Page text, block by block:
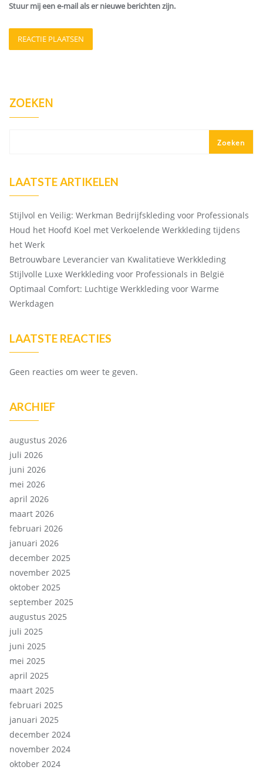
Stuur mij een e-mail als er nieuwe berichten zijn.
ZOEKEN
Zoeken
LAATSTE ARTIKELEN
Stijlvol en Veilig: Werkman Bedrijfskleding voor Professionals
Houd het Hoofd Koel met Verkoelende Werkkleding tijdens
het Werk
Betrouwbare Leverancier van Kwalitatieve Werkkleding
Stijlvolle Luxe Werkkleding voor Professionals in België
Optimaal Comfort: Luchtige Werkkleding voor Warme
Werkdagen
LAATSTE REACTIES
Geen reacties om weer te geven.
ARCHIEF
augustus 2026
juli 2026
juni 2026
mei 2026
april 2026
maart 2026
februari 2026
januari 2026
december 2025
november 2025
oktober 2025
september 2025
augustus 2025
juli 2025
juni 2025
mei 2025
april 2025
maart 2025
februari 2025
januari 2025
december 2024
november 2024
oktober 2024